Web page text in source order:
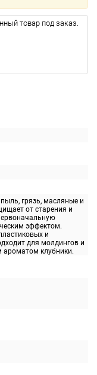
грязь, масляные и
от старения и
эффектом.
и
для молдингов и
клубники.
товар под заказ.